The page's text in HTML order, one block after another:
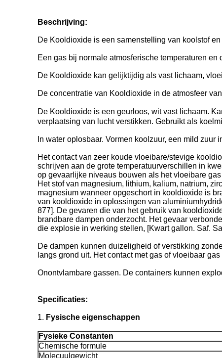
Beschrijving:
De Kooldioxide is een samenstelling van koolstof
Een gas bij normale atmosferische temperaturen
De Kooldioxide kan gelijktijdig als vast lichaam,
De concentratie van Kooldioxide in de atmosfeer
De Kooldioxide is een geurloos, wit vast lichaam.
verplaatsing van lucht verstikken. Gebruikt als
In water oplosbaar. Vormen koolzuur, een mild zuur
Het contact van zeer koude vloeibare/stevige
schrijven aan de grote temperatuurverschillen in
op gevaarlijke niveaus bouwen als het vloeibare
Het stof van magnesium, lithium, kalium, natrium,
magnesium wanneer opgeschort in kooldioxide is
van kooldioxide in oplossingen van
877]. De gevaren die van het gebruik van
brandbare dampen onderzocht. Het gevaar
die explosie in werking stellen, [Kwart gallon. Saf.
De dampen kunnen duizeligheid of verstikking
langs grond uit. Het contact met gas of vloeibaar
Onontvlambare gassen. De containers kunnen
Specificaties:
1. Fysische eigenschappen
Fysieke Constanten
Chemische formule
Molecuulgewicht